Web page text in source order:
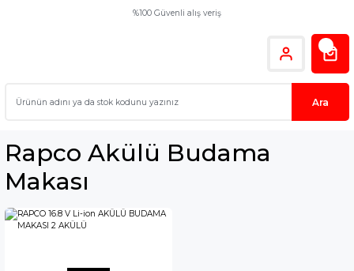
%100 Güvenli alış veriş
Ara
Rapco Akülü Budama
Makası